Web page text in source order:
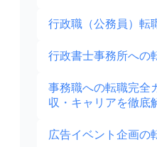
行政職（公務員）転
行政書士事務所への
事務職への転職完全
収・キャリアを徹底
広告イベント企画の